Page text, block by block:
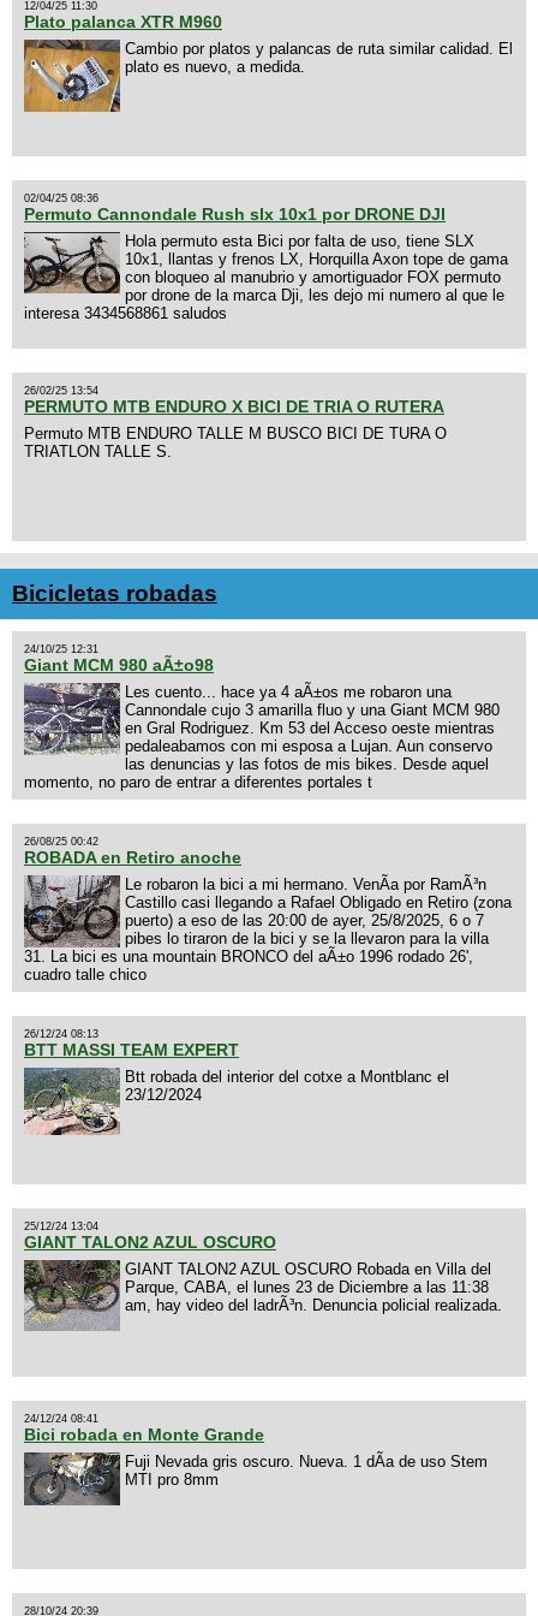
12/04/25 11:30
Plato palanca XTR M960
Cambio por platos y palancas de ruta similar calidad. El
plato es nuevo, a medida.
02/04/25 08:36
Permuto Cannondale Rush slx 10x1 por DRONE DJI
Hola permuto esta Bici por falta de uso, tiene SLX
10x1, llantas y frenos LX, Horquilla Axon tope de gama
con bloqueo al manubrio y amortiguador FOX permuto
por drone de la marca Dji, les dejo mi numero al que le
interesa 3434568861 saludos
26/02/25 13:54
PERMUTO MTB ENDURO X BICI DE TRIA O RUTERA
Permuto MTB ENDURO TALLE M BUSCO BICI DE TURA O
TRIATLON TALLE S.
Bicicletas robadas
24/10/25 12:31
Giant MCM 980 aÃ±o98
Les cuento... hace ya 4 aÃ±os me robaron una
Cannondale cujo 3 amarilla fluo y una Giant MCM 980
en Gral Rodriguez. Km 53 del Acceso oeste mientras
pedaleabamos con mi esposa a Lujan. Aun conservo
las denuncias y las fotos de mis bikes. Desde aquel
momento, no paro de entrar a diferentes portales t
26/08/25 00:42
ROBADA en Retiro anoche
Le robaron la bici a mi hermano. VenÃ­a por RamÃ³n
Castillo casi llegando a Rafael Obligado en Retiro (zona
puerto) a eso de las 20:00 de ayer, 25/8/2025, 6 o 7
pibes lo tiraron de la bici y se la llevaron para la villa
31. La bici es una mountain BRONCO del aÃ±o 1996 rodado 26',
cuadro talle chico
26/12/24 08:13
BTT MASSI TEAM EXPERT
Btt robada del interior del cotxe a Montblanc el
23/12/2024
25/12/24 13:04
GIANT TALON2 AZUL OSCURO
GIANT TALON2 AZUL OSCURO Robada en Villa del
Parque, CABA, el lunes 23 de Diciembre a las 11:38
am, hay video del ladrÃ³n. Denuncia policial realizada.
24/12/24 08:41
Bici robada en Monte Grande
Fuji Nevada gris oscuro. Nueva. 1 dÃ­a de uso Stem
MTI pro 8mm
28/10/24 20:39